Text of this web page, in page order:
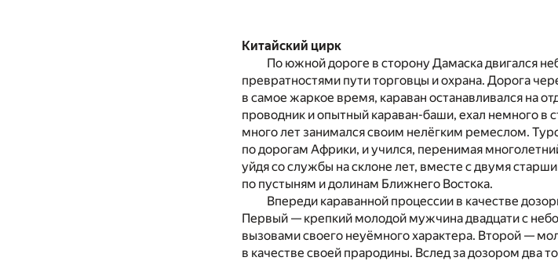
Китайский цирк
По южной дороге в сторону Дамаска двигался
превратностями пути торговцы и охрана. Дорога
в самое жаркое время, караван останавливался на
проводник и опытный караван-баши, ехал немного в
много лет занимался своим нелёгким ремеслом.
по дорогам Африки, и учился, перенимая
уйдя со службы на склоне лет, вместе с двумя
по пустыням и долинам Ближнего Востока.
Впереди караванной процессии в качестве
Первый — крепкий молодой мужчина двадцати с
вызовами своего неуёмного характера. Второй —
в качестве своей прародины. Вслед за дозором два